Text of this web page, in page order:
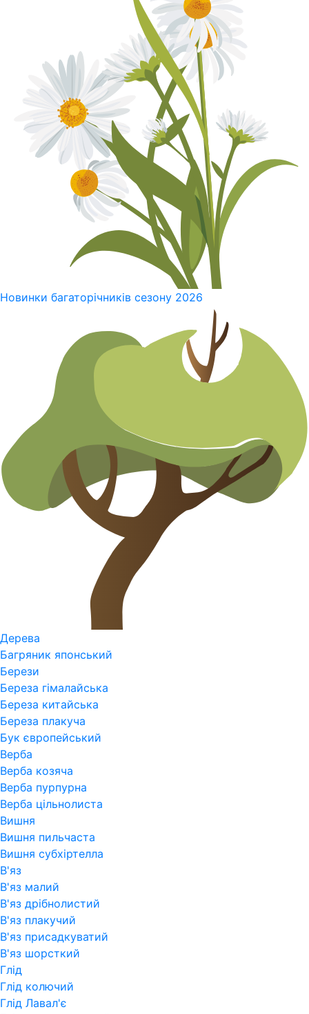
Новинки багаторічників сезону 2026
Дерева
Багряник японський
Берези
Береза гімалайська
Береза китайська
Береза плакуча
Бук європейський
Верба
Верба козяча
Верба пурпурна
Верба цільнолиста
Вишня
Вишня пильчаста
Вишня субхіртелла
В'яз
В'яз малий
В'яз дрібнолистий
В'яз плакучий
В'яз присадкуватий
В'яз шорсткий
Глід
Глід колючий
Глід Лавал'є